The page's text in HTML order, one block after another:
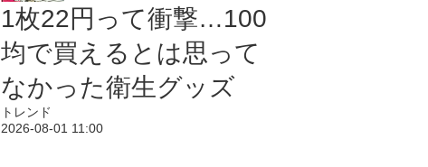
1枚22円って衝撃…100
均で買えるとは思って
なかった衛生グッズ
トレンド
2026-08-01 11:00